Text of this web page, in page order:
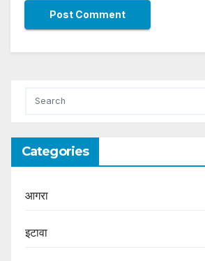
Categories
आगरा
इटावा